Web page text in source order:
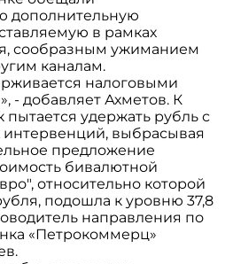
дополнительную
в рамках
сообразным ужиманием
каналам.
налоговыми
- добавляет Ахметов. К
удержать рубль с
выбрасывая
предложение
бивалютной
относительно которой
подошла к уровню 37,8
направления по
«Петрокоммерц»